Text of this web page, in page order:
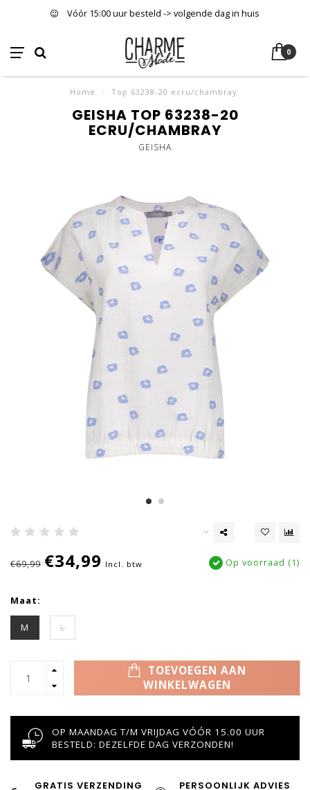
Vóór 15:00 uur besteld -> volgende dag in huis
0
Home / Top 63238-20 ecru/chambray
GEISHA TOP 63238-20
ECRU/CHAMBRAY
GEISHA
€69,99 €34,99 Incl. btw Op voorraad (1)
Maat:
M L
TOEVOEGEN AAN
WINKELWAGEN
OP MAANDAG T/M VRIJDAG VÓÓR 15.00 UUR
BESTELD: DEZELFDE DAG VERZONDEN!
GRATIS VERZENDING PERSOONLIJK ADVIES